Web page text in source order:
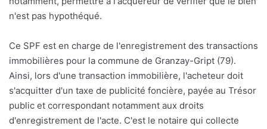
n'est pas hypothéqué.
Ce SPF est en charge de l'enregistrement des transactions
immobilières pour la commune de Granzay-Gript (79).
Ainsi, lors d'une transaction immobilière, l'acheteur doit
s'acquitter d'un taxe de publicité foncière, payée au Trésor
public et correspondant notamment aux droits
d'enregistrement de l'acte. C'est le notaire qui collecte